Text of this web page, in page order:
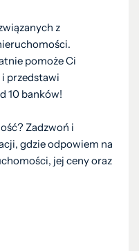
z
pomoże Ci
przedstawi
10 banków!
Zadzwoń i
gdzie odpowiem na
jej ceny oraz